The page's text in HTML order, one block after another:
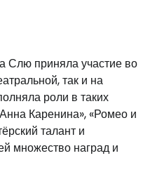
Слю приняла участие во
так и на
роли в таких
Каренина», «Ромео и
талант и
множество наград и